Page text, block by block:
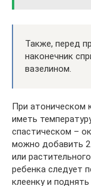
Также, перед
наконечник
вазелином.
При атоническом
иметь
спастическом –
можно добавить
или
ребенка следует
клеенку и